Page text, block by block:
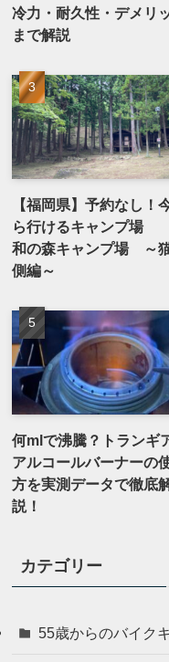
冷力・耐久性・デメリ
まで解説
【福岡県】予約なし！
ら行けるキャンプ場
和の森キャンプ場 ～
側編～
何mlで沸騰？トランギ
アルコールバーナーの
方を実測データで徹底
説！
カテゴリー
55歳からのバイク